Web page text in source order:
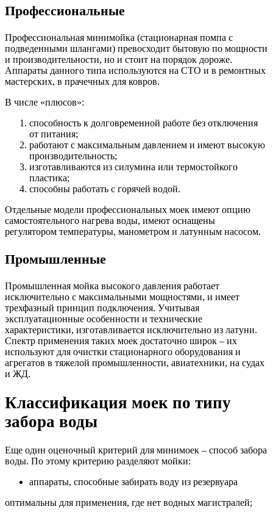
Профессиональные
Профессиональная минимойка (стационарная помпа с
подведенными шлангами) превосходит бытовую по мощности
и производительности, но и стоит на порядок дороже.
Аппараты данного типа используются на СТО и в ремонтных
мастерских, в прачечных для ковров.
В числе «плюсов»:
способность к долговременной работе без отключения
от питания;
работают с максимальным давлением и имеют высокую
производительность;
изготавливаются из силумина или термостойкого
пластика;
способны работать с горячей водой.
Отдельные модели профессиональных моек имеют опцию
самостоятельного нагрева воды, имеют оснащены
регулятором температуры, манометром и латунным насосом.
Промышленные
Промышленная мойка высокого давления работает
исключительно с максимальными мощностями, и имеет
трехфазный принцип подключения. Учитывая
эксплуатационные особенности и технические
характеристики, изготавливается исключительно из латуни.
Спектр применения таких моек достаточно широк – их
используют для очистки стационарного оборудования и
агрегатов в тяжелой промышленности, авиатехники, на судах
и ЖД.
Классификация моек по типу
забора воды
Еще один оценочный критерий для минимоек – способ забора
воды. По этому критерию разделяют мойки:
аппараты, способные забирать воду из резервуара
оптимальны для применения, где нет водных магистралей;